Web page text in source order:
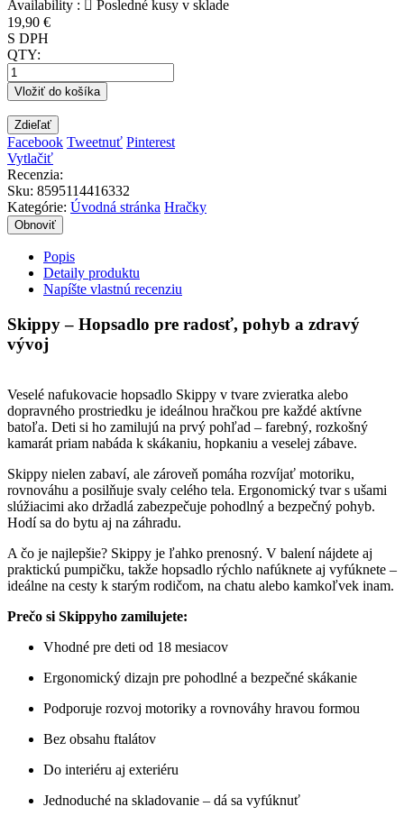
Availability :  Posledné kusy v sklade
19,90 €
S DPH
QTY:
Vložiť do košíka
Zdieľať
Facebook Tweetnuť Pinterest
Vytlačiť
Recenzia:
Sku: 8595114416332
Kategórie: Úvodná stránka Hračky
Popis
Detaily produktu
Napíšte vlastnú recenziu
Skippy – Hopsadlo pre radosť, pohyb a zdravý
vývoj
Veselé nafukovacie hopsadlo Skippy v tvare zvieratka alebo
dopravného prostriedku je ideálnou hračkou pre každé aktívne
batoľa. Deti si ho zamilujú na prvý pohľad – farebný, rozkošný
kamarát priam nabáda k skákaniu, hopkaniu a veselej zábave.
Skippy nielen zabaví, ale zároveň pomáha rozvíjať motoriku,
rovnováhu a posilňuje svaly celého tela. Ergonomický tvar s ušami
slúžiacimi ako držadlá zabezpečuje pohodlný a bezpečný pohyb.
Hodí sa do bytu aj na záhradu.
A čo je najlepšie? Skippy je ľahko prenosný. V balení nájdete aj
praktickú pumpičku, takže hopsadlo rýchlo nafúknete aj vyfúknete –
ideálne na cesty k starým rodičom, na chatu alebo kamkoľvek inam.
Prečo si Skippyho zamilujete:
Vhodné pre deti od 18 mesiacov
Ergonomický dizajn pre pohodlné a bezpečné skákanie
Podporuje rozvoj motoriky a rovnováhy hravou formou
Bez obsahu ftalátov
Do interiéru aj exteriéru
Jednoduché na skladovanie – dá sa vyfúknuť